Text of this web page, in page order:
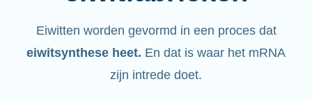
Eiwitten worden gevormd in een proces dat
eiwitsynthese heet. En dat is waar het mRNA
zijn intrede doet.